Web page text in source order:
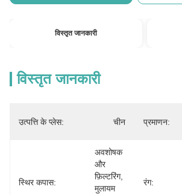
विस्तृत जानकारी
विस्तृत जानकारी
उत्पत्ति के प्लेस: चीन प्रमाणन:
स्थिर कपास:
अवशोषक
और
फ़िल्टरिंग,
मुलायम
रंग: